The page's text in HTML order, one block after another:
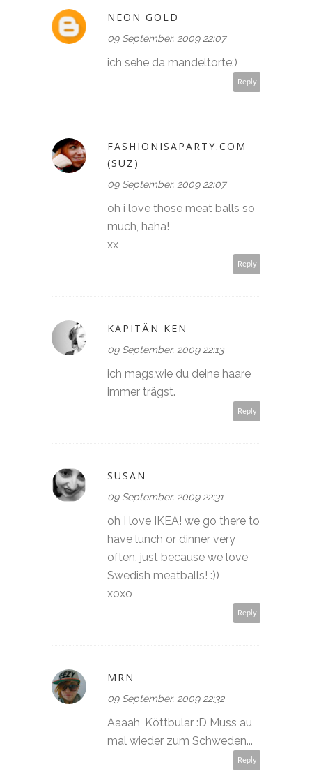
NEON GOLD
09 September, 2009 22:07
ich sehe da mandeltorte:)
Reply
FASHIONISAPARTY.COM
(SUZ)
09 September, 2009 22:07
oh i love those meat balls so
much, haha!
xx
Reply
KAPITÄN KEN
09 September, 2009 22:13
ich mags,wie du deine haare
immer trägst.
Reply
SUSAN
09 September, 2009 22:31
oh I love IKEA! we go there to
have lunch or dinner very
often, just because we love
Swedish meatballs! :))
xoxo
Reply
MRN
09 September, 2009 22:32
Aaaah, Köttbular :D Muss au
mal wieder zum Schweden...
Reply